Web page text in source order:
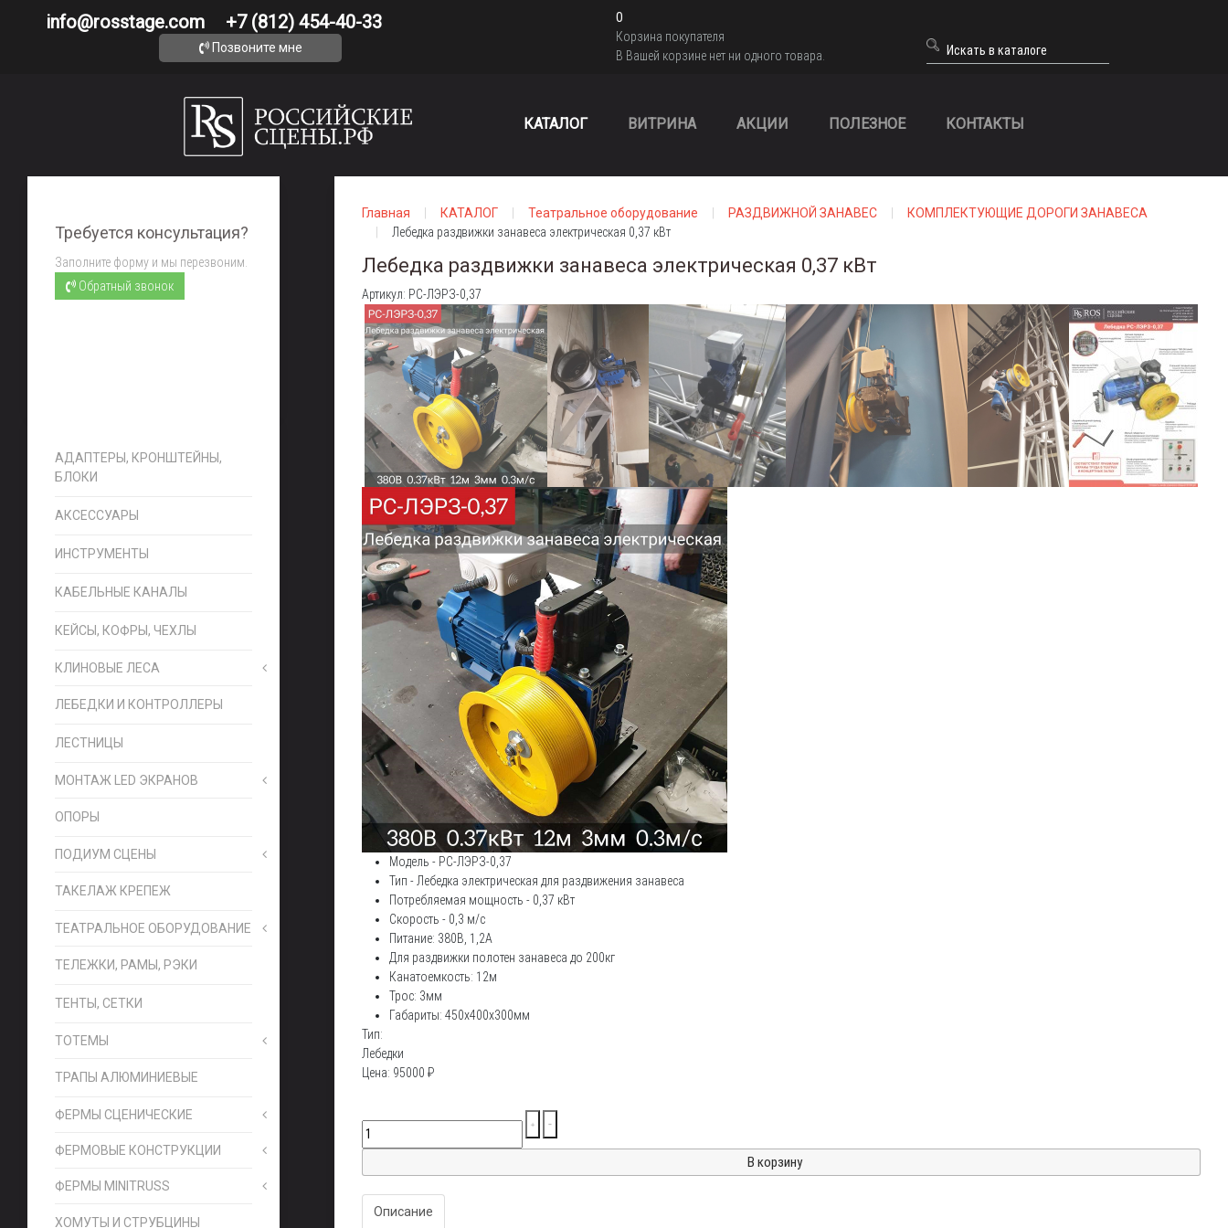
info@rosstage.com +7 (812) 454-40-33
0
Корзина покупателя
В Вашей корзине нет ни одного товара.
Позвоните мне
КАТАЛОГ ВИТРИНА АКЦИИ ПОЛЕЗНОЕ КОНТАКТЫ
Требуется консультация?
Заполните форму и мы перезвоним.
Обратный звонок
АДАПТЕРЫ, КРОНШТЕЙНЫ,
БЛОКИ
АКСЕССУАРЫ
ИНСТРУМЕНТЫ
КАБЕЛЬНЫЕ КАНАЛЫ
КЕЙСЫ, КОФРЫ, ЧЕХЛЫ
КЛИНОВЫЕ ЛЕСА
ЛЕБЕДКИ И КОНТРОЛЛЕРЫ
ЛЕСТНИЦЫ
МОНТАЖ LED ЭКРАНОВ
ОПОРЫ
ПОДИУМ СЦЕНЫ
ТАКЕЛАЖ КРЕПЕЖ
ТЕАТРАЛЬНОЕ ОБОРУДОВАНИЕ
ТЕЛЕЖКИ, РАМЫ, РЭКИ
ТЕНТЫ, СЕТКИ
ТОТЕМЫ
ТРАПЫ АЛЮМИНИЕВЫЕ
ФЕРМЫ СЦЕНИЧЕСКИЕ
ФЕРМОВЫЕ КОНСТРУКЦИИ
ФЕРМЫ MINITRUSS
ХОМУТЫ И СТРУБЦИНЫ
Главная КАТАЛОГ Театральное оборудование РАЗДВИЖНОЙ ЗАНАВЕС
КОМПЛЕКТУЮЩИЕ ДОРОГИ ЗАНАВЕСА
Лебедка раздвижки занавеса электрическая 0,37 кВт
Лебедка раздвижки занавеса электрическая 0,37 кВт
Артикул: РС-ЛЭРЗ-0,37
Модель - РС-ЛЭРЗ-0,37
Тип - Лебедка электрическая для раздвижения занавеса
Потребляемая мощность - 0,37 кВт
Скорость - 0,3 м/с
Питание: 380В, 1,2А
Для раздвижки полотен занавеса до 200кг
Канатоемкость: 12м
Трос: 3мм
Габариты: 450х400х300мм
Тип:
Лебедки
Цена: 95000 ₽
Описание